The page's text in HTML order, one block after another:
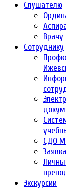
Слушателю
Врачу
Сотруднику
СДО
Экскурсии